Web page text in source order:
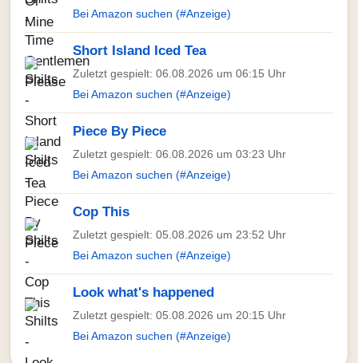
Bei Amazon suchen (#Anzeige)
Short Island Iced Tea
Zuletzt gespielt: 06.08.2026 um 06:15 Uhr
Bei Amazon suchen (#Anzeige)
Piece By Piece
Zuletzt gespielt: 06.08.2026 um 03:23 Uhr
Bei Amazon suchen (#Anzeige)
Cop This
Zuletzt gespielt: 05.08.2026 um 23:52 Uhr
Bei Amazon suchen (#Anzeige)
Look what's happened
Zuletzt gespielt: 05.08.2026 um 20:15 Uhr
Bei Amazon suchen (#Anzeige)